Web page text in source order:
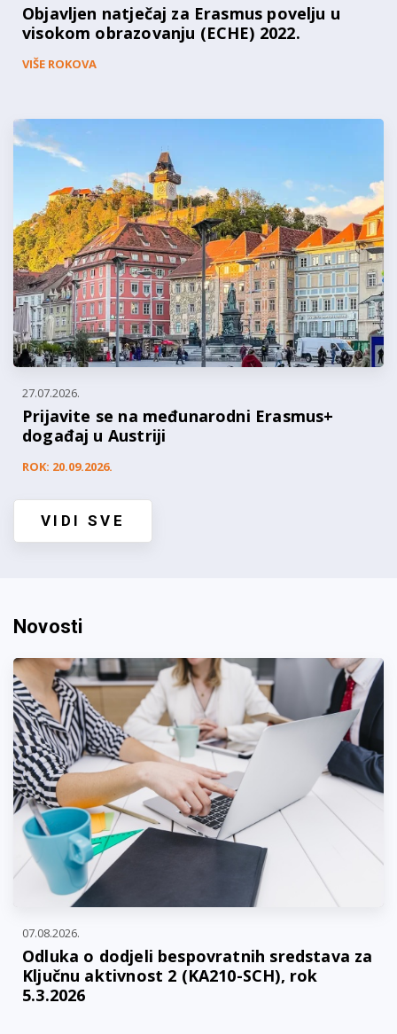
Objavljen natječaj za Erasmus povelju u
visokom obrazovanju (ECHE) 2022.
VIŠE ROKOVA
27.07.2026.
Prijavite se na međunarodni Erasmus+
događaj u Austriji
ROK: 20.09.2026.
VIDI SVE
Novosti
07.08.2026.
Odluka o dodjeli bespovratnih sredstava za
Ključnu aktivnost 2 (KA210-SCH), rok
5.3.2026